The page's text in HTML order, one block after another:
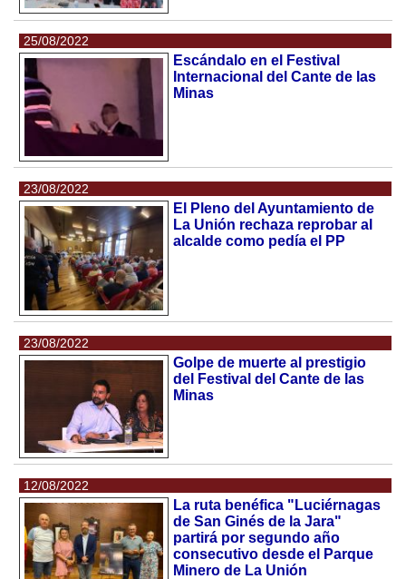
25/08/2022
Escándalo en el Festival
Internacional del Cante de las
Minas
23/08/2022
El Pleno del Ayuntamiento de
La Unión rechaza reprobar al
alcalde como pedía el PP
23/08/2022
Golpe de muerte al prestigio
del Festival del Cante de las
Minas
12/08/2022
La ruta benéfica "Luciérnagas
de San Ginés de la Jara"
partirá por segundo año
consecutivo desde el Parque
Minero de La Unión